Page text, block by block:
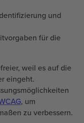
und
für die
weil es auf die
eingeht.
, um
zu verbessern.